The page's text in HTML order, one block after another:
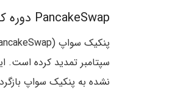
PancakeSwap دوره کلیم ایردراپ ۲.۴ میلیون ZK را تمدید کرد
سپتامبر تمدید کرده است.
نشده به پنکیک سواپ